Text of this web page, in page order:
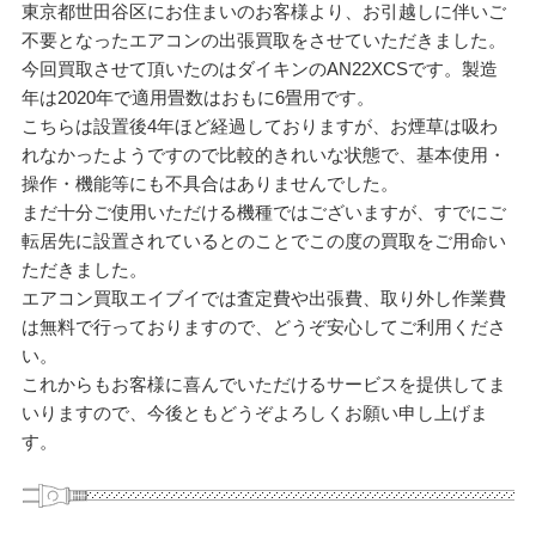
東京都世田谷区にお住まいのお客様より、お引越しに伴いご
不要となったエアコンの出張買取をさせていただきました。
今回買取させて頂いたのはダイキンのAN22XCSです。製造
年は2020年で適用畳数はおもに6畳用です。
こちらは設置後4年ほど経過しておりますが、お煙草は吸わ
れなかったようですので比較的きれいな状態で、基本使用・
操作・機能等にも不具合はありませんでした。
まだ十分ご使用いただける機種ではございますが、すでにご
転居先に設置されているとのことでこの度の買取をご用命い
ただきました。
エアコン買取エイブイでは査定費や出張費、取り外し作業費
は無料で行っておりますので、どうぞ安心してご利用くださ
い。
これからもお客様に喜んでいただけるサービスを提供してま
いりますので、今後ともどうぞよろしくお願い申し上げま
す。